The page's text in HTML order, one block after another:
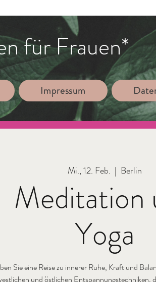
für Frauen*
Impressum
Mi., 12. Feb.
  |
Berlin
Meditation
Yoga
Sie eine Reise zu innerer Ruhe, Kraft und
und östlichen Entspannungstechniken,